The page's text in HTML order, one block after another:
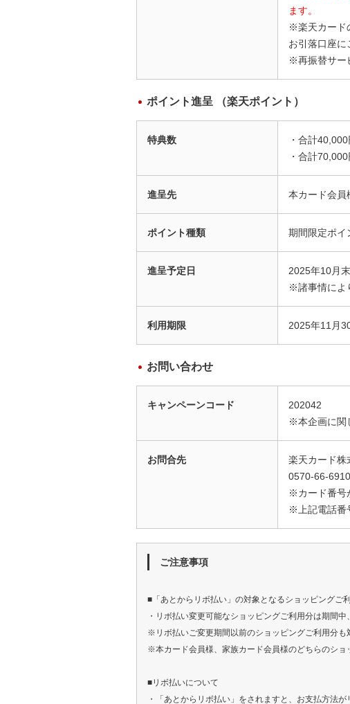
ます。
※楽天カード
お引落口座に
※再振替サー
ポイント進呈 （楽天ポイント）
特典数
・合計
・合計
進呈先 本カード会員
ポイント種類 期間限定ポイ
進呈予定日
2025年10月
※諸事情によ
利用期限 2025年11月
お問い合わせ
キャンペーンコード
202042
※本企画に関
お問合先
楽天カード株
0570-66-6910
※カード番号
※上記電話番
ご注意事項
■「あとからリボ払い」の対象となるショッピングご
・リボ払い変更可能なショッピングご利用分は期間
※リボ払いご変更期間以前のショッピングご利用分も
※本カード会員様、家族カード会員様のどちらのショ
■リボ払いについて
・「あとからリボ払い」をされますと、お支払方法